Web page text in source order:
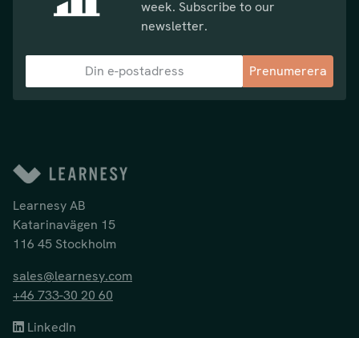
week. Subscribe to our
newsletter.
Prenumerera
Learnesy AB
Katarinavägen 15
116 45 Stockholm
sales@learnesy.com
+46 733-30 20 60
LinkedIn